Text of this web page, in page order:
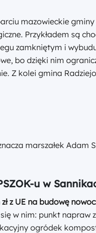
mazowieckie
Przykładem są
zamkniętym i
bo dzięki nim
Z kolei gmina
marszałek Adam
u w
z UE na budowę
w nim: punkt napraw
ogródek